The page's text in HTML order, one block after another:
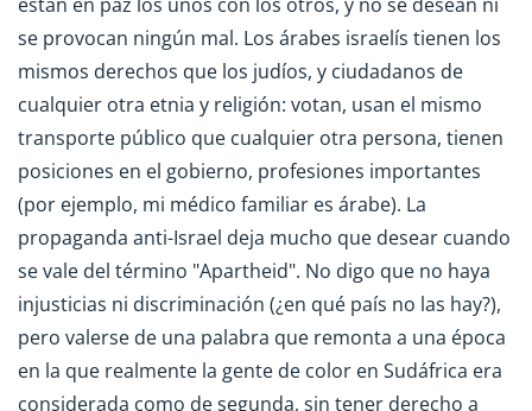
se provocan ningún mal. Los árabes israelís tienen los
mismos derechos que los judíos, y ciudadanos de
cualquier otra etnia y religión: votan, usan el mismo
transporte público que cualquier otra persona, tienen
posiciones en el gobierno, profesiones importantes
(por ejemplo, mi médico familiar es árabe). La
propaganda anti-Israel deja mucho que desear cuando
se vale del término "Apartheid". No digo que no haya
injusticias ni discriminación (¿en qué país no las hay?),
pero valerse de una palabra que remonta a una época
en la que realmente la gente de color en Sudáfrica era
considerada como de segunda, sin tener derecho a